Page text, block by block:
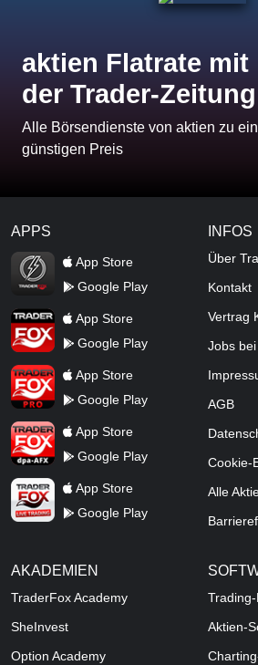
aktien Flatrate mit
der Trader-Zeitung
Alle Börsendienste von aktien zu
günstigen Preis
APPS
TraderFox Flash
App Store
Google Play
TraderFox AppApp Store
Google Play
TraderFox ProApp Store
Google Play
TraderFox dpa-AFX ProFeed
App Store
Google Play
TraderFox Live Trading
App Store
Google Play
INFOS
Über
Kontakt
Vertrag
Jobs
AGB
Cookie-
Alle
AKADEMIEN
TraderFox Academy
SheInvest
Option Academy
Aktien-